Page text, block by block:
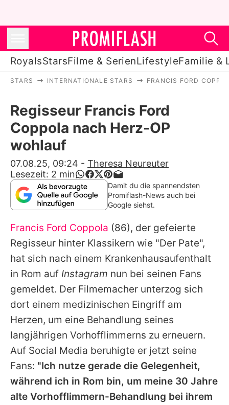
RoyalsStarsFilme & SerienLifestyleFamilie &
Stars
Filme & Serien
Lifestyle
Familie & Liebe
Promiflash Exklusiv
Alle Themen auf Promiflash
Jobs
App runterladen
Team
Redaktionelle Richtlinien
Impressum
Datenschutzerklärung
Nutzungsbedingungen
STARS INTERNATIONALE STARS FRANCIS FORD
Regisseur Francis Ford
Coppola nach Herz-OP
wohlauf
07.08.25, 09:24 - Theresa Neureuter
Lesezeit: 2 min
Damit du die spannendsten
Promiflash-News auch bei
Google siehst.
Francis Ford Coppola (86), der gefeierte
Regisseur hinter Klassikern wie "Der Pate",
hat sich nach einem Krankenhausaufenthalt
in Rom auf Instagram nun bei seinen Fans
gemeldet. Der Filmemacher unterzog sich
dort einem medizinischen Eingriff am
Herzen, um eine Behandlung seines
langjährigen Vorhofflimmerns zu erneuern.
Auf Social Media beruhigte er jetzt seine
Fans: "Ich nutze gerade die Gelegenheit,
während ich in Rom bin, um meine 30 Jahre
alte Vorhofflimmern-Behandlung bei ihrem